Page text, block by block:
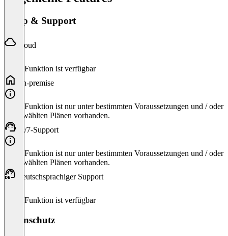
Setup & Support
Cloud
Diese Funktion ist verfügbar
On-premise
Diese Funktion ist nur unter bestimmten Voraussetzungen und / oder
ausgewählten Plänen vorhanden.
24/7-Support
Diese Funktion ist nur unter bestimmten Voraussetzungen und / oder
ausgewählten Plänen vorhanden.
Deutschsprachiger Support
Diese Funktion ist verfügbar
Datenschutz